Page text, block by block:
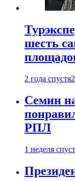
шесть
2 года спустя
Семин
РПЛ
1 неделя